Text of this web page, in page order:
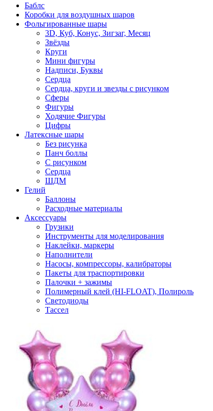
Баблс
Коробки для воздушных шаров
Фольгированные шары
3D, Куб, Конус, Зигзаг, Месяц
Звёзды
Круги
Мини фигуры
Надписи, Буквы
Сердца
Сердца, круги и звезды с рисунком
Сферы
Фигуры
Ходячие Фигуры
Цифры
Латексные шары
Без рисунка
Панч боллы
С рисунком
Сердца
ШДМ
Гелий
Баллоны
Расходные материалы
Аксессуары
Грузики
Инструменты для моделирования
Наклейки, маркеры
Наполнители
Насосы, компрессоры, калибраторы
Пакеты для траспортировки
Палочки + зажимы
Полимерный клей (HI-FLOAT), Полироль
Светодиоды
Тассел